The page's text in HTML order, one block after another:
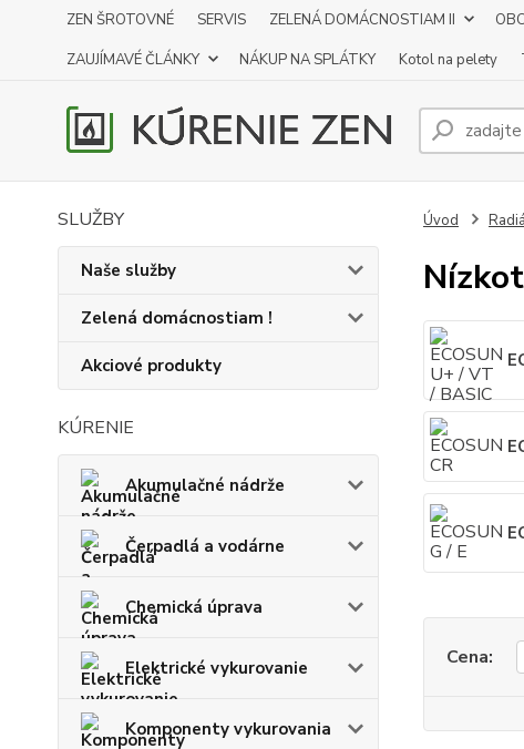
ZEN ŠROTOVNÉ SERVIS ZELENÁ DOMÁCNOSTIAM II
ZAUJÍMAVÉ ČLÁNKY
NÁKUP NA SPLÁTKY Kotol na pelety
SLUŽBY
Naše služby
Zelená domácnostiam !
Akciové produkty
KÚRENIE
Akumulačné nádrže
Čerpadlá a vodárne
Chemická úprava
Elektrické vykurovanie
Komponenty vykurovania
Úvod
Cena: